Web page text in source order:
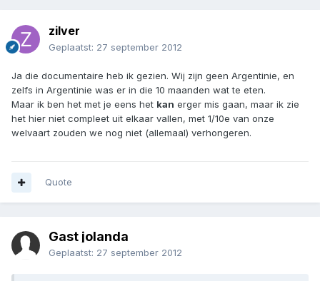
zilver
Geplaatst: 27 september 2012
Ja die documentaire heb ik gezien. Wij zijn geen Argentinie, en
zelfs in Argentinie was er in die 10 maanden wat te eten.
Maar ik ben het met je eens het kan erger mis gaan, maar ik zie
het hier niet compleet uit elkaar vallen, met 1/10e van onze
welvaart zouden we nog niet (allemaal) verhongeren.
Quote
Gast jolanda
Geplaatst: 27 september 2012